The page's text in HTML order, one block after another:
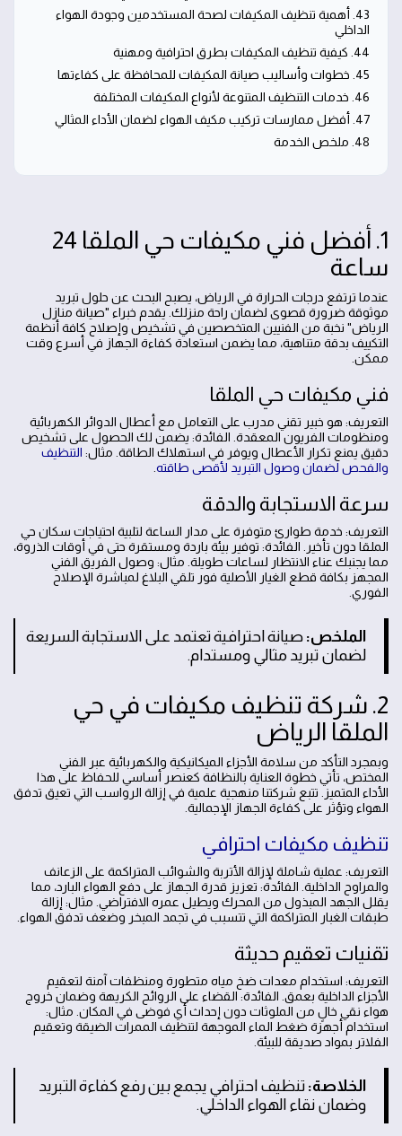
43. أهمية تنظيف المكيفات لصحة المستخدمين وجودة الهواء
الداخلي
44. كيفية تنظيف المكيفات بطرق احترافية ومهنية
45. خطوات وأساليب صيانة المكيفات للمحافظة على كفاءتها
46. خدمات التنظيف المتنوعة لأنواع المكيفات المختلفة
47. أفضل ممارسات تركيب مكيف الهواء لضمان الأداء المثالي
48. ملخص الخدمة
1. أفضل فني مكيفات حي الملقا 24
ساعة
عندما ترتفع درجات الحرارة في الرياض، يصبح البحث عن حلول تبريد
موثوقة ضرورة قصوى لضمان راحة منزلك. يقدم خبراء "صيانة منازل
الرياض" نخبة من الفنيين المتخصصين في تشخيص وإصلاح كافة أنظمة
التكييف بدقة متناهية، مما يضمن استعادة كفاءة الجهاز في أسرع وقت
ممكن.
فني مكيفات حي الملقا
التعريف: هو خبير تقني مدرب على التعامل مع أعطال الدوائر الكهربائية
ومنظومات الفريون المعقدة. الفائدة: يضمن لك الحصول على تشخيص
دقيق يمنع تكرار الأعطال ويوفر في استهلاك الطاقة. مثال: التنظيف
والفحص لضمان وصول التبريد لأقصى طاقته
سرعة الاستجابة والدقة
التعريف: خدمة طوارئ متوفرة على مدار الساعة لتلبية احتياجات سكان حي
الملقا دون تأخير. الفائدة: توفير بيئة باردة ومستقرة حتى في أوقات الذروة،
مما يجنبك عناء الانتظار لساعات طويلة. مثال: وصول الفريق الفني
المجهز بكافة قطع الغيار الأصلية فور تلقي البلاغ لمباشرة الإصلاح
الفوري.
الملخص: صيانة احترافية تعتمد على الاستجابة السريعة
لضمان تبريد مثالي ومستدام.
2. شركة تنظيف مكيفات في حي
الملقا الرياض
وبمجرد التأكد من سلامة الأجزاء الميكانيكية والكهربائية عبر الفني
المختص، تأتي خطوة العناية بالنظافة كعنصر أساسي للحفاظ على هذا
الأداء المتميز. تتبع شركتنا منهجية علمية في إزالة الرواسب التي تعيق تدفق
الهواء وتؤثر على كفاءة الجهاز الإجمالية.
تنظيف مكيفات احترافي
التعريف: عملية شاملة لإزالة الأتربة والشوائب المتراكمة على الزعانف
والمراوح الداخلية. الفائدة: تعزيز قدرة الجهاز على دفع الهواء البارد، مما
يقلل الجهد المبذول من المحرك ويطيل عمره الافتراضي. مثال: إزالة
طبقات الغبار المتراكمة التي تتسبب في تجمد المبخر وضعف تدفق الهواء.
تقنيات تعقيم حديثة
التعريف: استخدام معدات ضخ مياه متطورة ومنظفات آمنة لتعقيم
الأجزاء الداخلية بعمق. الفائدة: القضاء على الروائح الكريهة وضمان خروج
هواء نقي خالٍ من الملوثات دون إحداث أي فوضى في المكان. مثال:
استخدام أجهزة ضغط الماء الموجهة لتنظيف الممرات الضيقة وتعقيم
الفلاتر بمواد صديقة للبيئة.
الخلاصة: تنظيف احترافي يجمع بين رفع كفاءة التبريد
وضمان نقاء الهواء الداخلي.